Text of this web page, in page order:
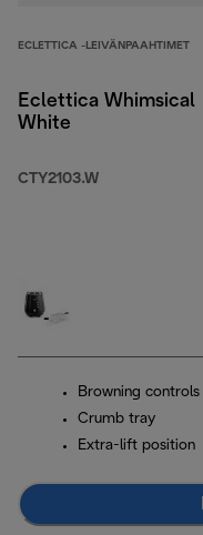
ECLETTICA -LEIVÄNPAAHTIMET
Eclettica Whimsical
White
CTY2103.W
Browning controls
Crumb tray
Extra-lift position